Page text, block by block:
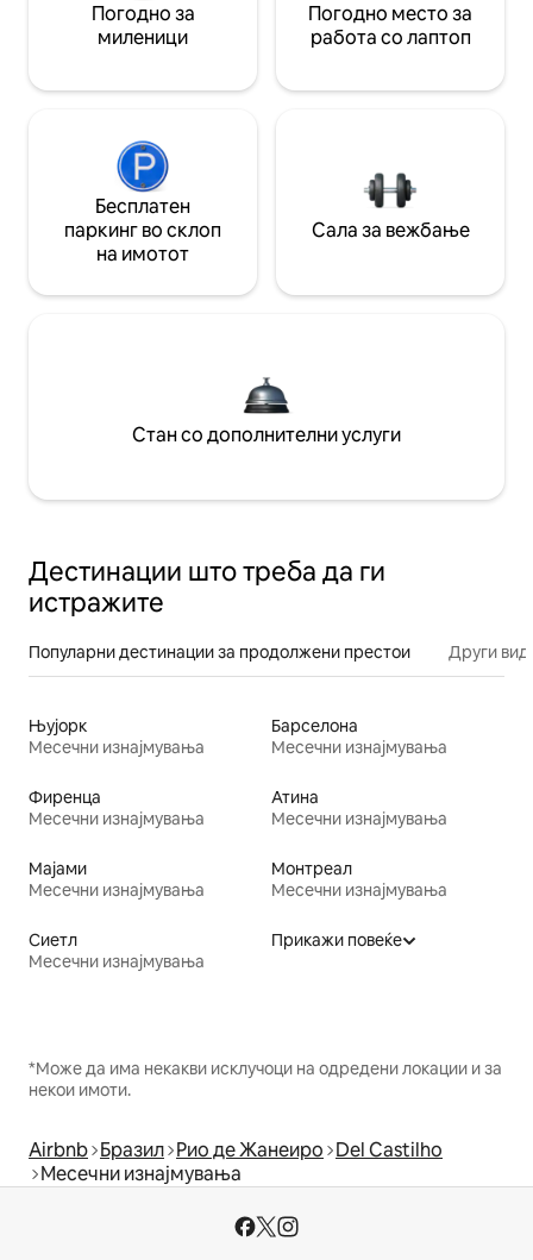
Погодно за
миленици
Погодно место за
работа со лаптоп
Бесплатен
паркинг во склоп
на имотот
Сала за вежбање
Стан со дополнителни услуги
Дестинации што треба да ги
истражите
Популарни дестинации за продолжени престои Други
Њујорк
Месечни изнајмувања
Барселона
Месечни изнајмувања
Фиренца
Месечни изнајмувања
Атина
Месечни изнајмувања
Мајами
Месечни изнајмувања
Монтреал
Месечни изнајмувања
Сиетл
Месечни изнајмувања
Прикажи повеќе
*Може да има некакви исклучоци на одредени локации и за
некои имоти.
Airbnb Бразил Рио де Жанеиро Del Castilho
Месечни изнајмувања